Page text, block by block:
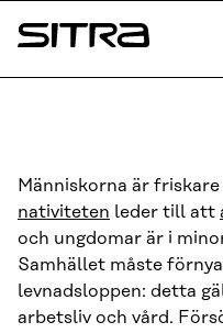
Skip to
content
Sitra
Människorna är
nativiteten leder till att
och ungdomar är i
Samhället måste
levnadsloppen: detta
arbetsliv och vård.